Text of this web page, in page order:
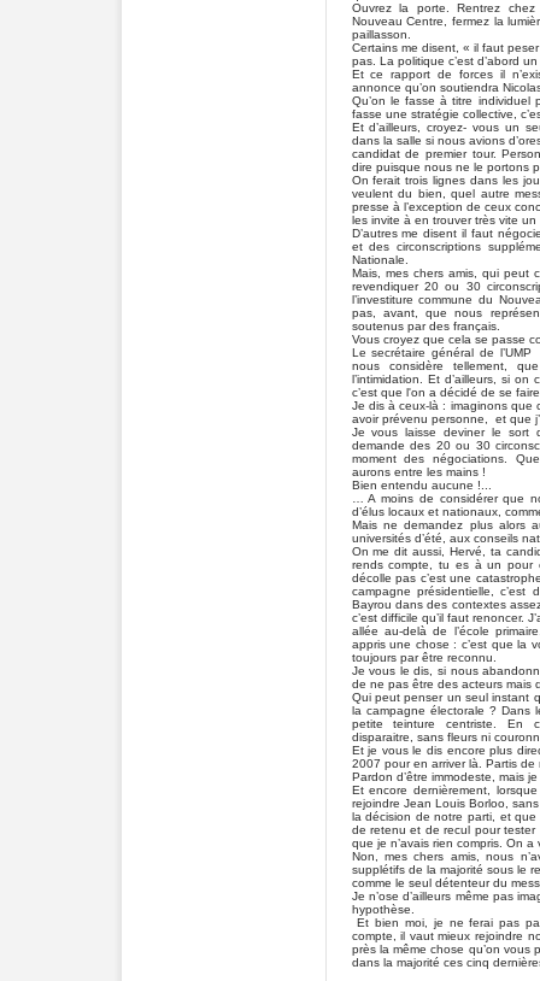
Ouvrez la porte. Rentrez
Nouveau Centre, fermez la
paillasson.
Certains me disent, « il faut
pas. La politique c’est d’abord
Et ce rapport de forces il
annonce qu’on soutiendra
Qu’on le fasse à titre individuel
fasse une stratégie collective,
Et d’ailleurs, croyez- vous un
dans la salle si nous avions
candidat de premier tour.
dire puisque nous ne le portons
On ferait trois lignes dans les
veulent du bien, quel autre
presse à l’exception de ceux
les invite à en trouver très vite
D’autres me disent il faut
et des circonscriptions
Nationale.
Mais, mes chers amis, qui peut
revendiquer 20 ou 30
l’investiture commune du
pas, avant, que nous
soutenus par des français.
Vous croyez que cela se passe
Le secrétaire général de
nous considère tellement,
l’intimidation. Et d’ailleurs, si
c’est que l'on a décidé de se
Je dis à ceux-là : imaginons que
avoir prévenu personne, et que
Je vous laisse deviner le sort
demande des 20 ou 30
moment des négociations.
aurons entre les mains !
Bien entendu aucune !...
… A moins de considérer que
d’élus locaux et nationaux,
Mais ne demandez plus alors
universités d’été, aux conseils
On me dit aussi, Hervé, ta
rends compte, tu es à un pour
décolle pas c’est une
campagne présidentielle, c’est
Bayrou dans des contextes
c’est difficile qu’il faut renoncer.
allée au-delà de l’école
appris une chose : c’est que la
toujours par être reconnu.
Je vous le dis, si nous
de ne pas être des acteurs mais
Qui peut penser un seul instant
la campagne électorale ? Dans
petite teinture centriste. En
disparaitre, sans fleurs ni
Et je vous le dis encore plus
2007 pour en arriver là. Partis
Pardon d’être immodeste, mais
Et encore dernièrement,
rejoindre Jean Louis Borloo,
la décision de notre parti, et
de retenu et de recul pour
que je n’avais rien compris. On a
Non, mes chers amis, nous
supplétifs de la majorité sous le
comme le seul détenteur du
Je n’ose d’ailleurs même pas
hypothèse.
Et bien moi, je ne ferai pas
compte, il vaut mieux rejoindre
près la même chose qu’on
dans la majorité ces cinq